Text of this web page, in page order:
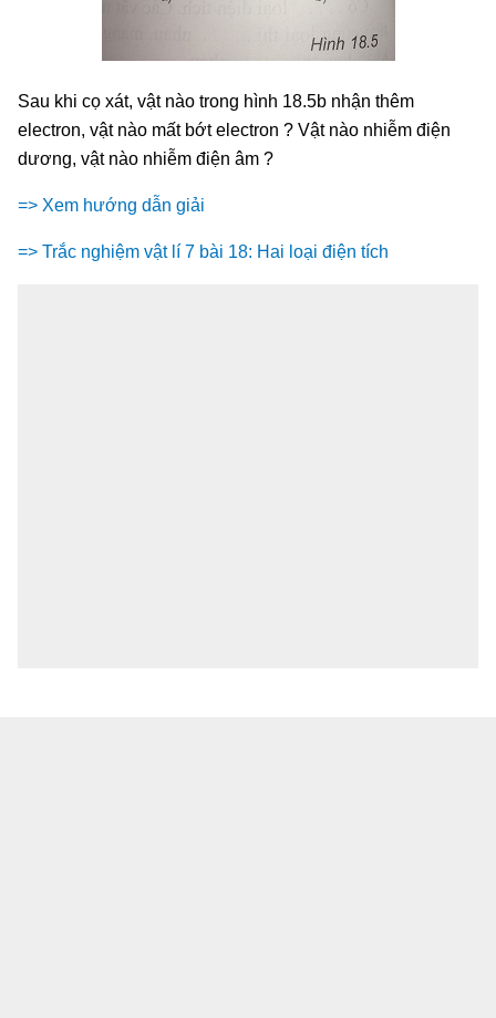
Sau khi cọ xát, vật nào trong hình 18.5b nhận thêm
electron, vật nào mất bớt electron ? Vật nào nhiễm điện
dương, vật nào nhiễm điện âm ?
=> Xem hướng dẫn giải
=> Trắc nghiệm vật lí 7 bài 18: Hai loại điện tích